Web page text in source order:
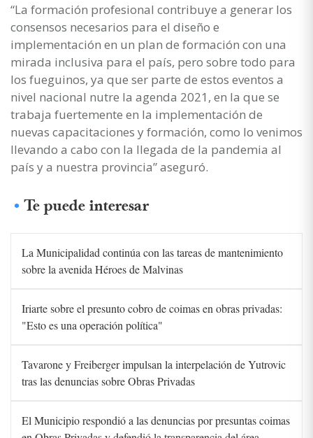
“La formación profesional contribuye a generar los
consensos necesarios para el diseño e
implementación en un plan de formación con una
mirada inclusiva para el país, pero sobre todo para
los fueguinos, ya que ser parte de estos eventos a
nivel nacional nutre la agenda 2021, en la que se
trabaja fuertemente en la implementación de
nuevas capacitaciones y formación, como lo venimos
llevando a cabo con la llegada de la pandemia al
país y a nuestra provincia” aseguró.
Te puede interesar
La Municipalidad continúa con las tareas de mantenimiento
sobre la avenida Héroes de Malvinas
Iriarte sobre el presunto cobro de coimas en obras privadas:
"Esto es una operación política"
Tavarone y Freiberger impulsan la interpelación de Yutrovic
tras las denuncias sobre Obras Privadas
El Municipio respondió a las denuncias por presuntas coimas